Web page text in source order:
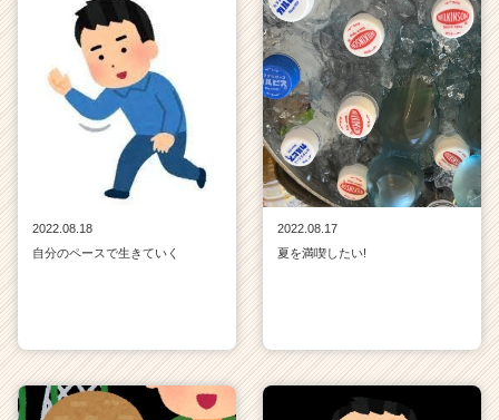
2022.08.18
自分のペースで生きていく
2022.08.17
夏を満喫したい!